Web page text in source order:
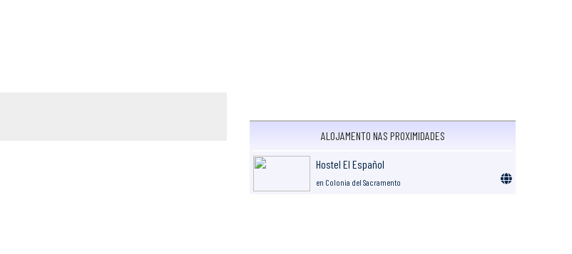
ALOJAMENTO NAS PROXIMIDADES
Hostel El Español
en Colonia del Sacramento